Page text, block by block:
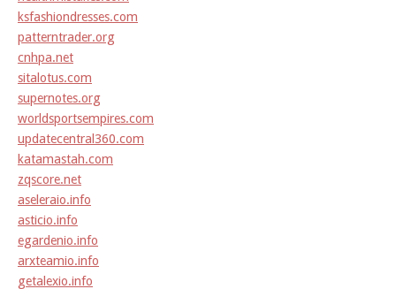
ksfashiondresses.com
patterntrader.org
cnhpa.net
sitalotus.com
supernotes.org
worldsportsempires.com
updatecentral360.com
katamastah.com
zqscore.net
aseleraio.info
asticio.info
egardenio.info
arxteamio.info
getalexio.info